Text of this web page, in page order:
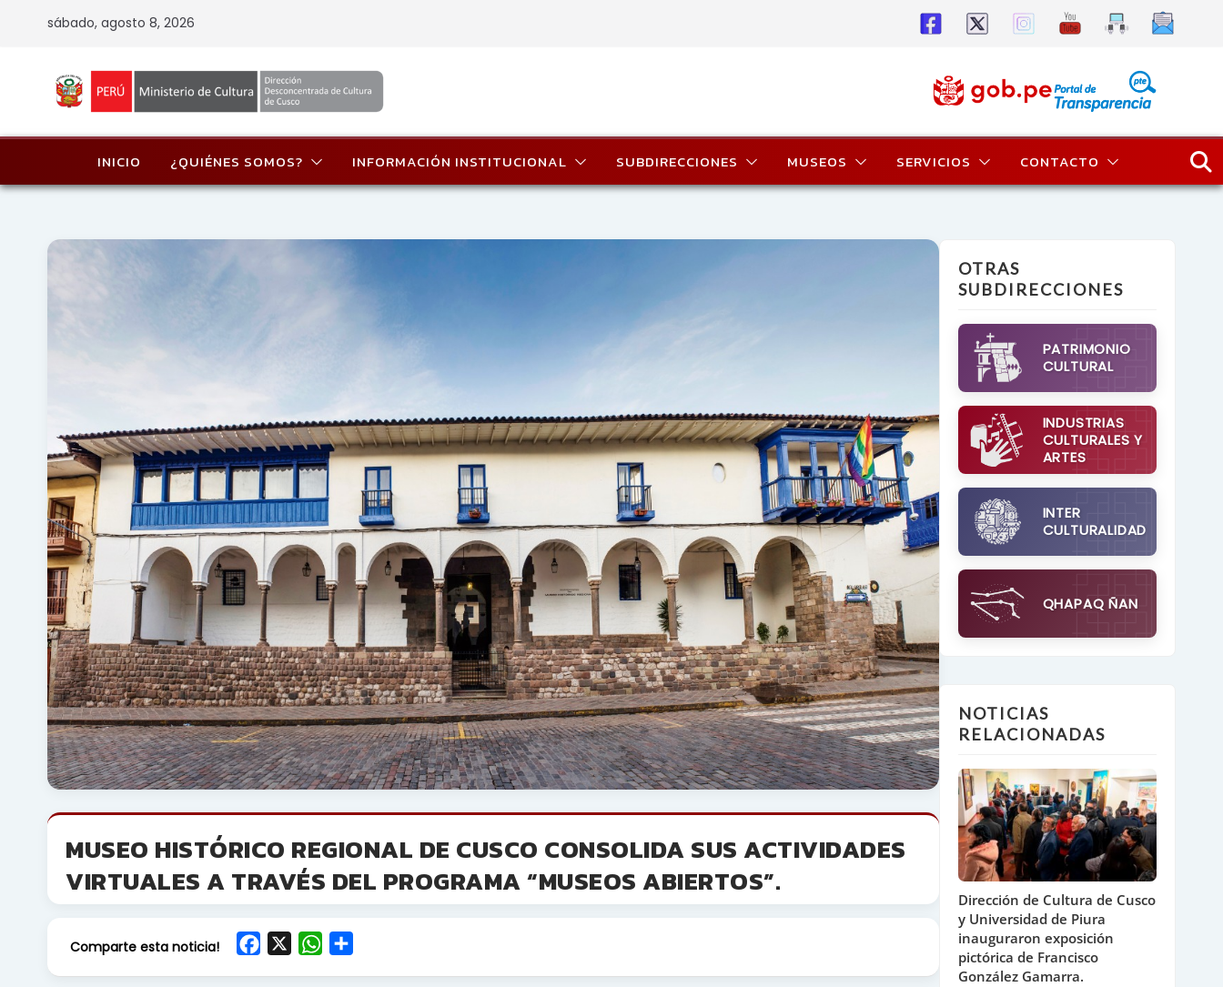
sábado, agosto 8, 2026
INICIO ¿QUIÉNES SOMOS? INFORMACIÓN INSTITUCIONAL SUBDIRECCIONES MUSEOS SERVICIOS CONTACTO
MUSEO HISTÓRICO REGIONAL DE CUSCO CONSOLIDA SUS ACTIVIDADES
VIRTUALES A TRAVÉS DEL PROGRAMA “MUSEOS ABIERTOS”.
Comparte esta noticia!
W
OTRAS
SUBDIRECCIONES
PATRIMONIO
CULTURAL
INDUSTRIAS
CULTURALES Y
ARTES
INTER
CULTURALIDAD
QHAPAQ ÑAN
NOTICIAS
RELACIONADAS
Dirección de Cultura de Cusco
y Universidad de Piura
inauguraron exposición
pictórica de Francisco
González Gamarra.